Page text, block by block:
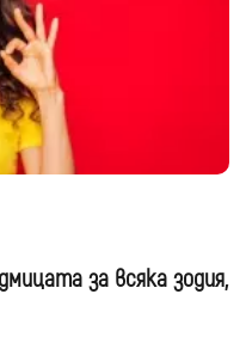
за всяка зодия,